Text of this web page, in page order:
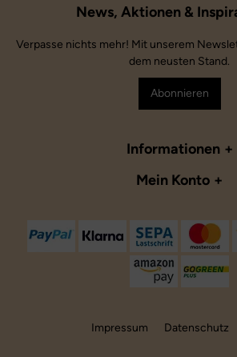
Informationen
Mein Konto
Verpasse nichts mehr! Mit unserem
dem neusten Stand.
Abonnieren
Impressum Datenschutz